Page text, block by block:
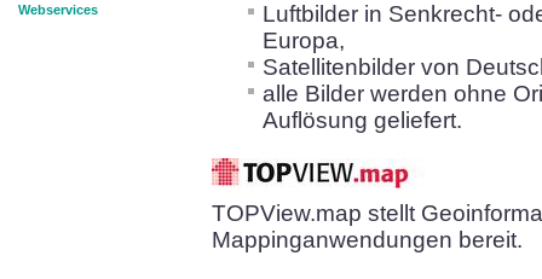
Webservices
Luftbilder in Senkrecht-
Europa,
Satellitenbilder von
alle Bilder werden ohne
Auflösung geliefert.
TOPView.map stellt
Mappinganwendungen bereit.